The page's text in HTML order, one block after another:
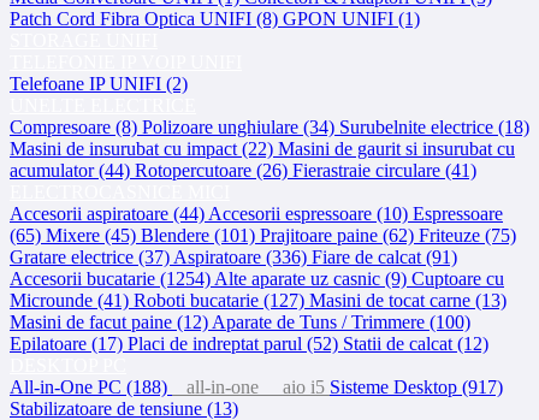
Patch Cord Fibra Optica UNIFI (8) GPON UNIFI (1)
Telefoane IP UNIFI (2)
Compresoare (8) Polizoare unghiulare (34) Surubelnite electrice (18)
Masini de insurubat cu impact (22) Masini de gaurit si insurubat cu
acumulator (44) Rotopercutoare (26) Fierastraie circulare (41)
Accesorii aspiratoare (44) Accesorii espressoare (10) Espressoare
(65) Mixere (45) Blendere (101) Prajitoare paine (62) Friteuze (75)
Gratare electrice (37) Aspiratoare (336) Fiare de calcat (91)
Accesorii bucatarie (1254) Alte aparate uz casnic (9) Cuptoare cu
Microunde (41) Roboti bucatarie (127) Masini de tocat carne (13)
Masini de facut paine (12) Aparate de Tuns / Trimmere (100)
Epilatoare (17) Placi de indreptat parul (52) Statii de calcat (12)
All-in-One PC (188)
all-in-one aio i5 Sisteme Desktop (917)
Stabilizatoare de tensiune (13)